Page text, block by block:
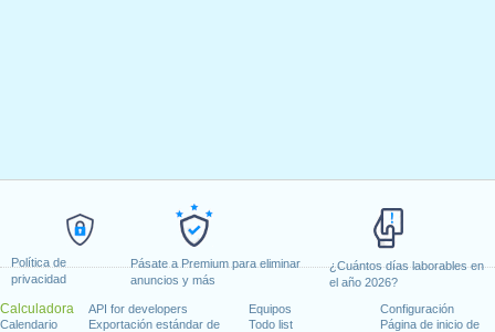
Política de
privacidad
Pásate a Premium para eliminar
anuncios y más
¿Cuántos días laborables en
el año 2026?
Calculadora
Calendario
API for developers
Exportación estándar de
Equipos
Todo list
Configuración
Página de inicio de